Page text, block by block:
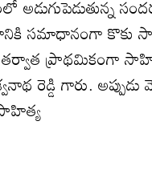
అడుగుపెడుతున్న
సమాధానంగా కొకు
తర్వాత ప్రాథమికంగా
రెడ్డి గారు.